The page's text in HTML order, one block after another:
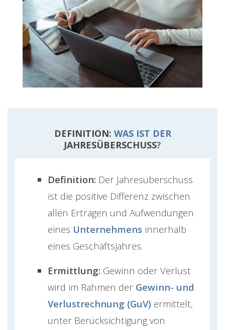
DEFINITION: WAS IST DER
JAHRESÜBERSCHUSS?
Definition: Der Jahresüberschuss
ist die positive Differenz zwischen
allen Erträgen und Aufwendungen
eines Unternehmens innerhalb
eines Geschäftsjahres.
Ermittlung: Gewinn oder Verlust
wird im Rahmen der Gewinn- und
Verlustrechnung (GuV) ermittelt,
unter Berücksichtigung von